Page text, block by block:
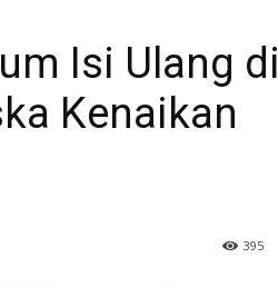
Isi Ulang di
Kenaikan
395